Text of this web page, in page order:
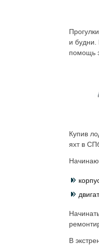
и будни.
помощь
Купив
яхт в
В